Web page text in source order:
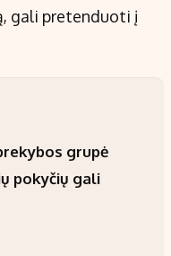
gali pretenduoti į
grupė
pokyčių gali